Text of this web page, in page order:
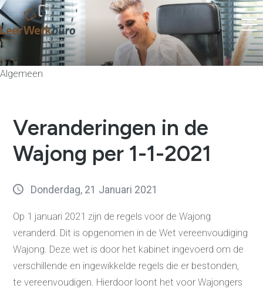
Algemeen
Veranderingen in de
Wajong per 1-1-2021
Donderdag, 21 Januari 2021
Op 1 januari 2021 zijn de regels voor de Wajong
veranderd. Dit is opgenomen in de Wet vereenvoudiging
Wajong. Deze wet is door het kabinet ingevoerd om de
verschillende en ingewikkelde regels die er bestonden,
te vereenvoudigen. Hierdoor loont het voor Wajongers